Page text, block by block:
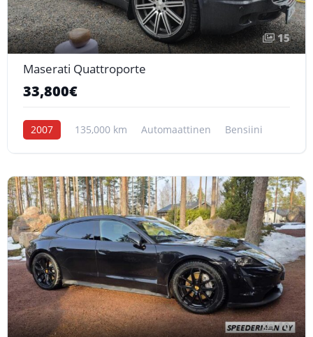
15
Maserati Quattroporte
33,800€
2007 135,000 km Automaattinen Bensiini
10